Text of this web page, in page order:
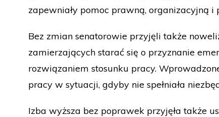
zapewniały pomoc prawną, organizacyjną
Bez zmian senatorowie przyjęli także
zamierzających starać się o przyznanie
rozwiązaniem stosunku pracy.
pracy w sytuacji, gdyby nie spełniała
Izba wyższa bez poprawek przyjęła także